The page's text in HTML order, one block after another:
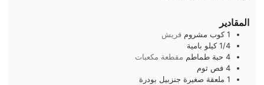
المقادير
1 كوب مشروم فريش
1/4 كيلو بامية
4 حبة طماطم مقطعة مكعبات
4 فص ثوم
1 ملعقة صغيرة جنزبيل بودرة